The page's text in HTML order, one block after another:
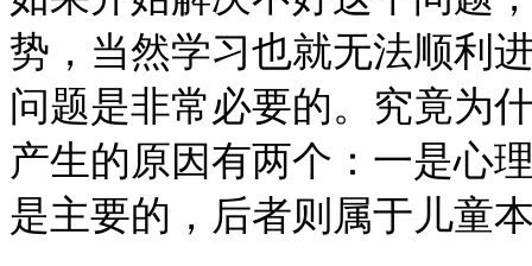
势，当然学习也就无法顺利
问题是非常必要的。究竟为
产生的原因有两个：一是心
是主要的，后者则属于儿童